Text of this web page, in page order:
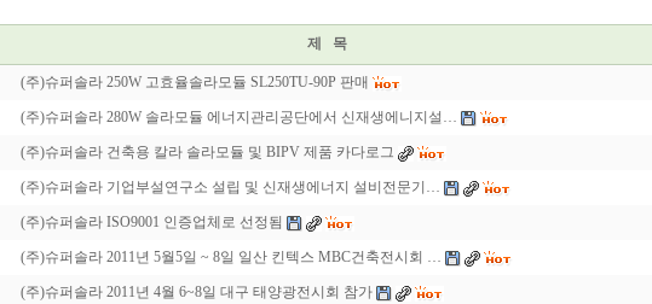
제 목
(주)슈퍼솔라 250W 고효율솔라모듈 SL250TU-90P 판매
(주)슈퍼솔라 280W 솔라모듈 에너지관리공단에서 신재생에니지설…
(주)슈퍼솔라 건축용 칼라 솔라모듈 및 BIPV 제품 카다로그
(주)슈퍼솔라 기업부설연구소 설립 및 신재생에너지 설비전문기…
(주)슈퍼솔라 ISO9001 인증업체로 선정됨
(주)슈퍼솔라 2011년 5월5일 ~ 8일 일산 킨텍스 MBC건축전시회 …
(주)슈퍼솔라 2011년 4월 6~8일 대구 태양광전시회 참가